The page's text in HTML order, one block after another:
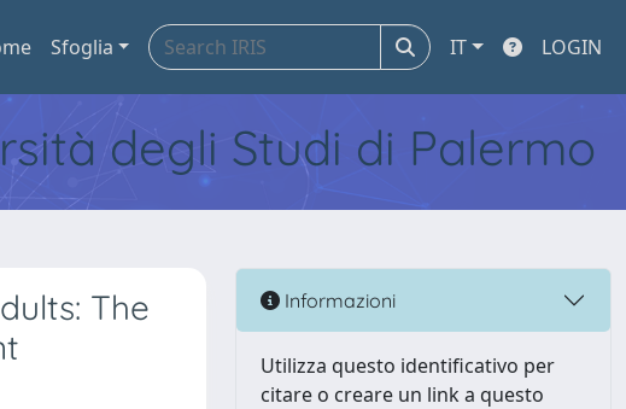
Sfoglia IT LOGIN
degli Studi di Palermo
The
Informazioni
Utilizza questo identificativo per
citare o creare un link a questo